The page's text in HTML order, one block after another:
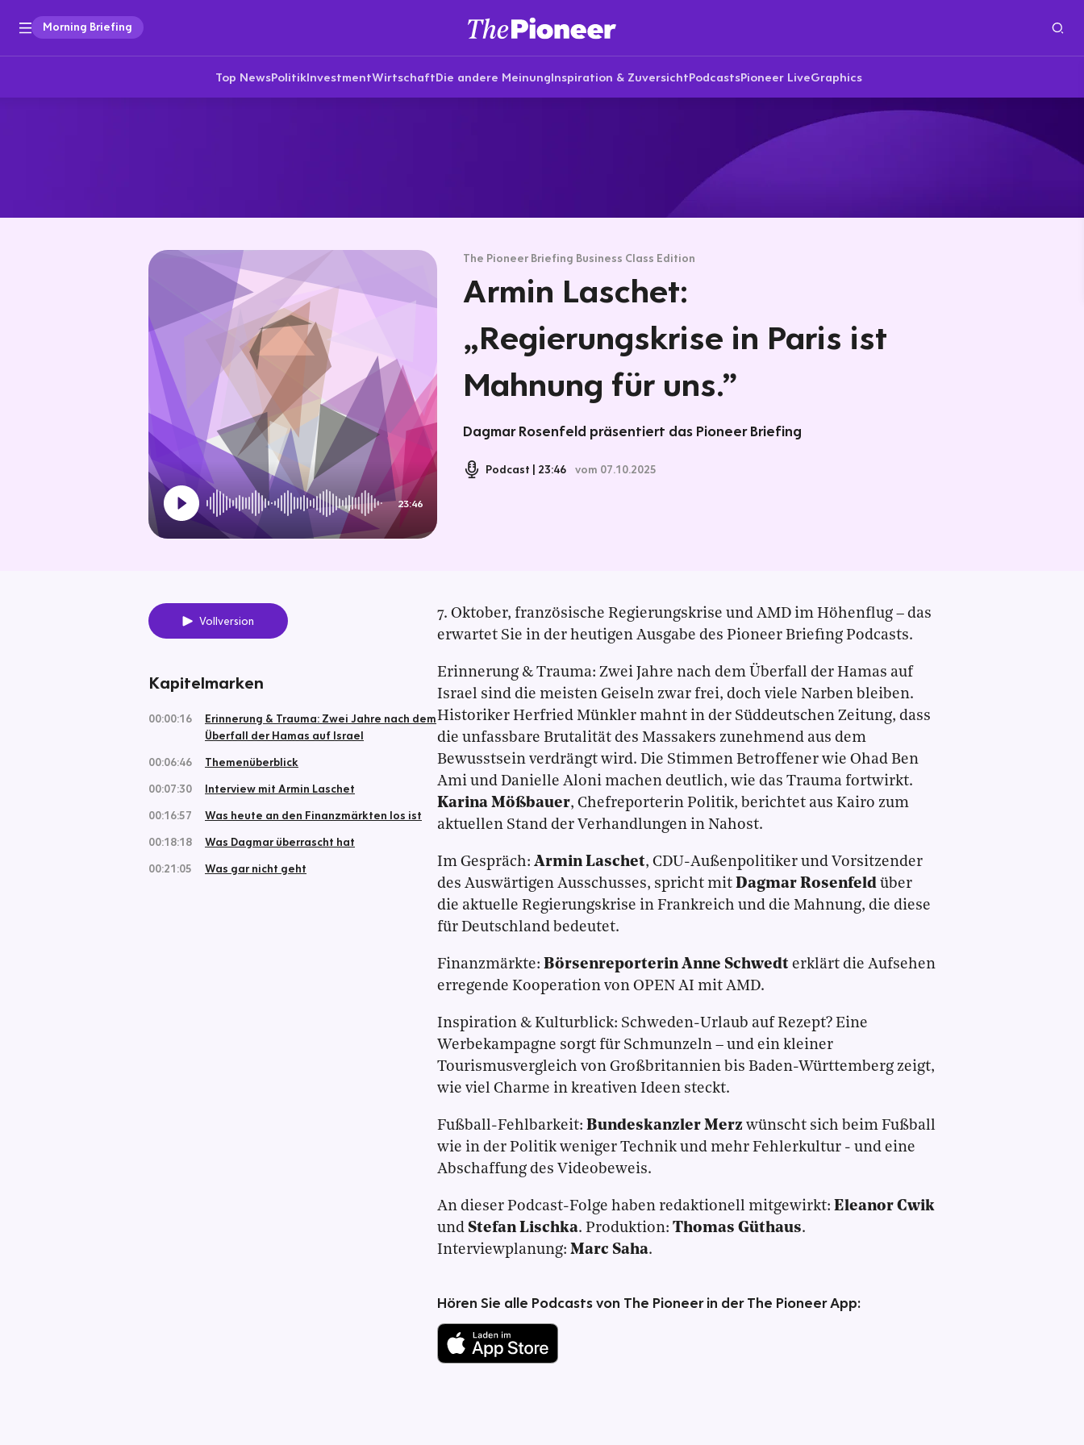
Morning Briefing
Top NewsPolitikInvestmentWirtschaftDie andere MeinungInspiration & ZuversichtPodcastsPioneer LiveGraphics
23:46
The Pioneer Briefing Business Class Edition
Armin Laschet:
„Regierungskrise in Paris ist
Mahnung für uns.”
Dagmar Rosenfeld präsentiert das Pioneer Briefing
Podcast 23:46 vom 07.10.2025
Vollversion
Kapitelmarken
00:00:16
Erinnerung & Trauma: Zwei Jahre nach dem
Überfall der Hamas auf Israel
00:06:46
Themenüberblick
00:07:30
Interview mit Armin Laschet
00:16:57
Was heute an den Finanzmärkten los ist
00:18:18
Was Dagmar überrascht hat
00:21:05
Was gar nicht geht
7. Oktober, französische Regierungskrise und AMD im Höhenflug – das
erwartet Sie in der heutigen Ausgabe des Pioneer Briefing Podcasts.
Erinnerung & Trauma: Zwei Jahre nach dem Überfall der Hamas auf
Israel sind die meisten Geiseln zwar frei, doch viele Narben bleiben.
Historiker Herfried Münkler mahnt in der Süddeutschen Zeitung, dass
die unfassbare Brutalität des Massakers zunehmend aus dem
Bewusstsein verdrängt wird. Die Stimmen Betroffener wie Ohad Ben
Ami und Danielle Aloni machen deutlich, wie das Trauma fortwirkt.
Karina Mößbauer, Chefreporterin Politik, berichtet aus Kairo zum
aktuellen Stand der Verhandlungen in Nahost.
Im Gespräch: Armin Laschet, CDU-Außenpolitiker und Vorsitzender
des Auswärtigen Ausschusses, spricht mit Dagmar Rosenfeld über
die aktuelle Regierungskrise in Frankreich und die Mahnung, die diese
für Deutschland bedeutet.
Finanzmärkte: Börsenreporterin Anne Schwedt erklärt die Aufsehen
erregende Kooperation von OPEN AI mit AMD.
Inspiration & Kulturblick: Schweden-Urlaub auf Rezept? Eine
Werbekampagne sorgt für Schmunzeln – und ein kleiner
Tourismusvergleich von Großbritannien bis Baden-Württemberg zeigt,
wie viel Charme in kreativen Ideen steckt.
Fußball-Fehlbarkeit: Bundeskanzler Merz wünscht sich beim Fußball
wie in der Politik weniger Technik und mehr Fehlerkultur - und eine
Abschaffung des Videobeweis.
An dieser Podcast-Folge haben redaktionell mitgewirkt: Eleanor Cwik
und Stefan Lischka. Produktion: Thomas Güthaus.
Interviewplanung: Marc Saha.
Hören Sie alle Podcasts von The Pioneer in der The Pioneer App: